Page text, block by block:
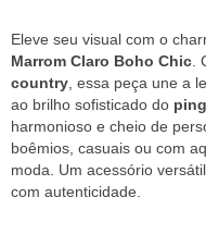
Eleve seu visual com o
Marrom Claro Boho Chic
country , essa peça une a
ao brilho sofisticado do
harmonioso e cheio de
boêmios, casuais ou com
moda. Um acessório
com autenticidade.